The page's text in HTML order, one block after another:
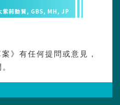
》有任何提問或意見，